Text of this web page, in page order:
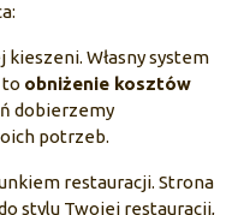
Własny system
to obniżenie kosztów
dobierzemy
potrzeb.
restauracji. Strona
stylu Twojej restauracji,